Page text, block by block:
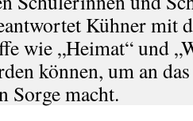
Kühner mit
wie „Heimat“ und
können, um an
Sorge macht.